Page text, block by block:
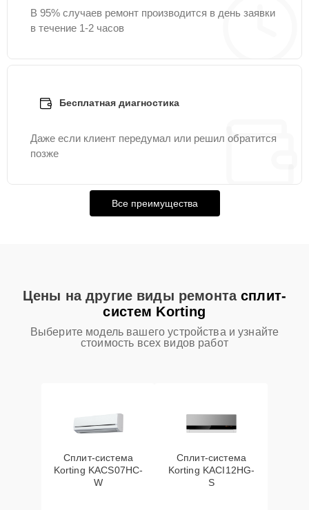
В 95% случаев ремонт производится в день заявки
в течение 1-2 часов
Бесплатная диагностика
Даже если клиент передумал или решил обратится
позже
Все преимущества
Цены на другие виды ремонтасплит-
систем Korting
Выберите модель вашего устройства и узнайте
стоимость всех видов работ
Сплит-система
Korting KACS07HC-
W
Сплит-система
Korting KACI12HG-
S